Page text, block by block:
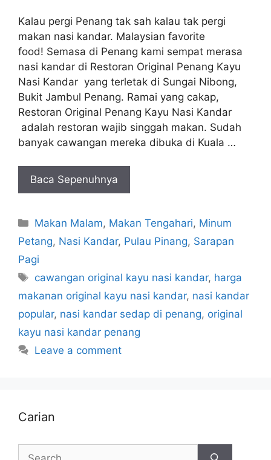
Kalau pergi Penang tak sah kalau tak pergi
makan nasi kandar. Malaysian favorite
food! Semasa di Penang kami sempat merasa
nasi kandar di Restoran Original Penang Kayu
Nasi Kandar yang terletak di Sungai Nibong,
Bukit Jambul Penang. Ramai yang cakap,
Restoran Original Penang Kayu Nasi Kandar
adalah restoran wajib singgah makan. Sudah
banyak cawangan mereka dibuka di Kuala …
Baca Sepenuhnya
Categories
Makan Malam, Makan Tengahari, Minum
Petang, Nasi Kandar, Pulau Pinang, Sarapan
Pagi
Tags
cawangan original kayu nasi kandar, harga
makanan original kayu nasi kandar, nasi kandar
popular, nasi kandar sedap di penang, original
kayu nasi kandar penang
Leave a comment
Carian